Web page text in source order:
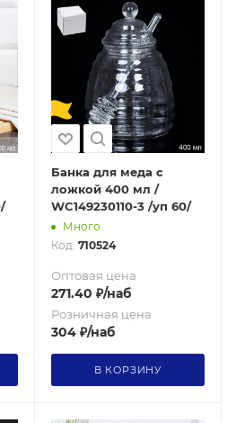
Банка для меда с
ложкой 400 мл /
WC149230110-3 /уп 60/
Много
Код: 710524
Оптовая цена
271.40 ₽/наб
Розничная цена
304 ₽/наб
В КОРЗИНУ